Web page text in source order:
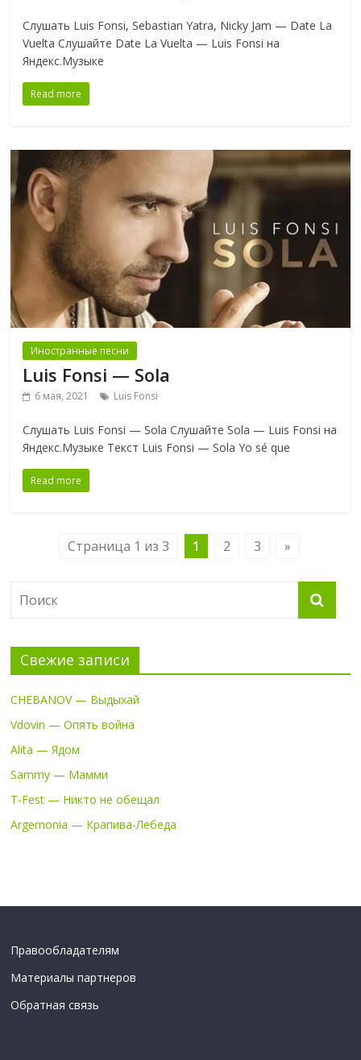
Слушать Luis Fonsi, Sebastian Yatra, Nicky Jam — Date La
Vuelta Слушайте Date La Vuelta — Luis Fonsi на
Яндекс.Музыке
Read more
Иностранные песни
Luis Fonsi — Sola
6 мая, 2021 Luis Fonsi
Слушать Luis Fonsi — Sola Слушайте Sola — Luis Fonsi на
Яндекс.Музыке Текст Luis Fonsi — Sola Yo sé que
Read more
Страница 1 из 3 1 2 3 »
Свежие записи
CHEBANOV — Выдыхай
Vdovin — Опять война
Alita — Ядом
Sammy — Мамми
T-Fest — Никто не обещал
Argemonia — Крапива-Лебеда
Правообладателям
Материалы партнеров
Обратная связь